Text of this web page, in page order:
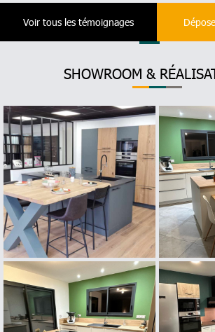
Voir tous les témoignages
SHOWROOM &